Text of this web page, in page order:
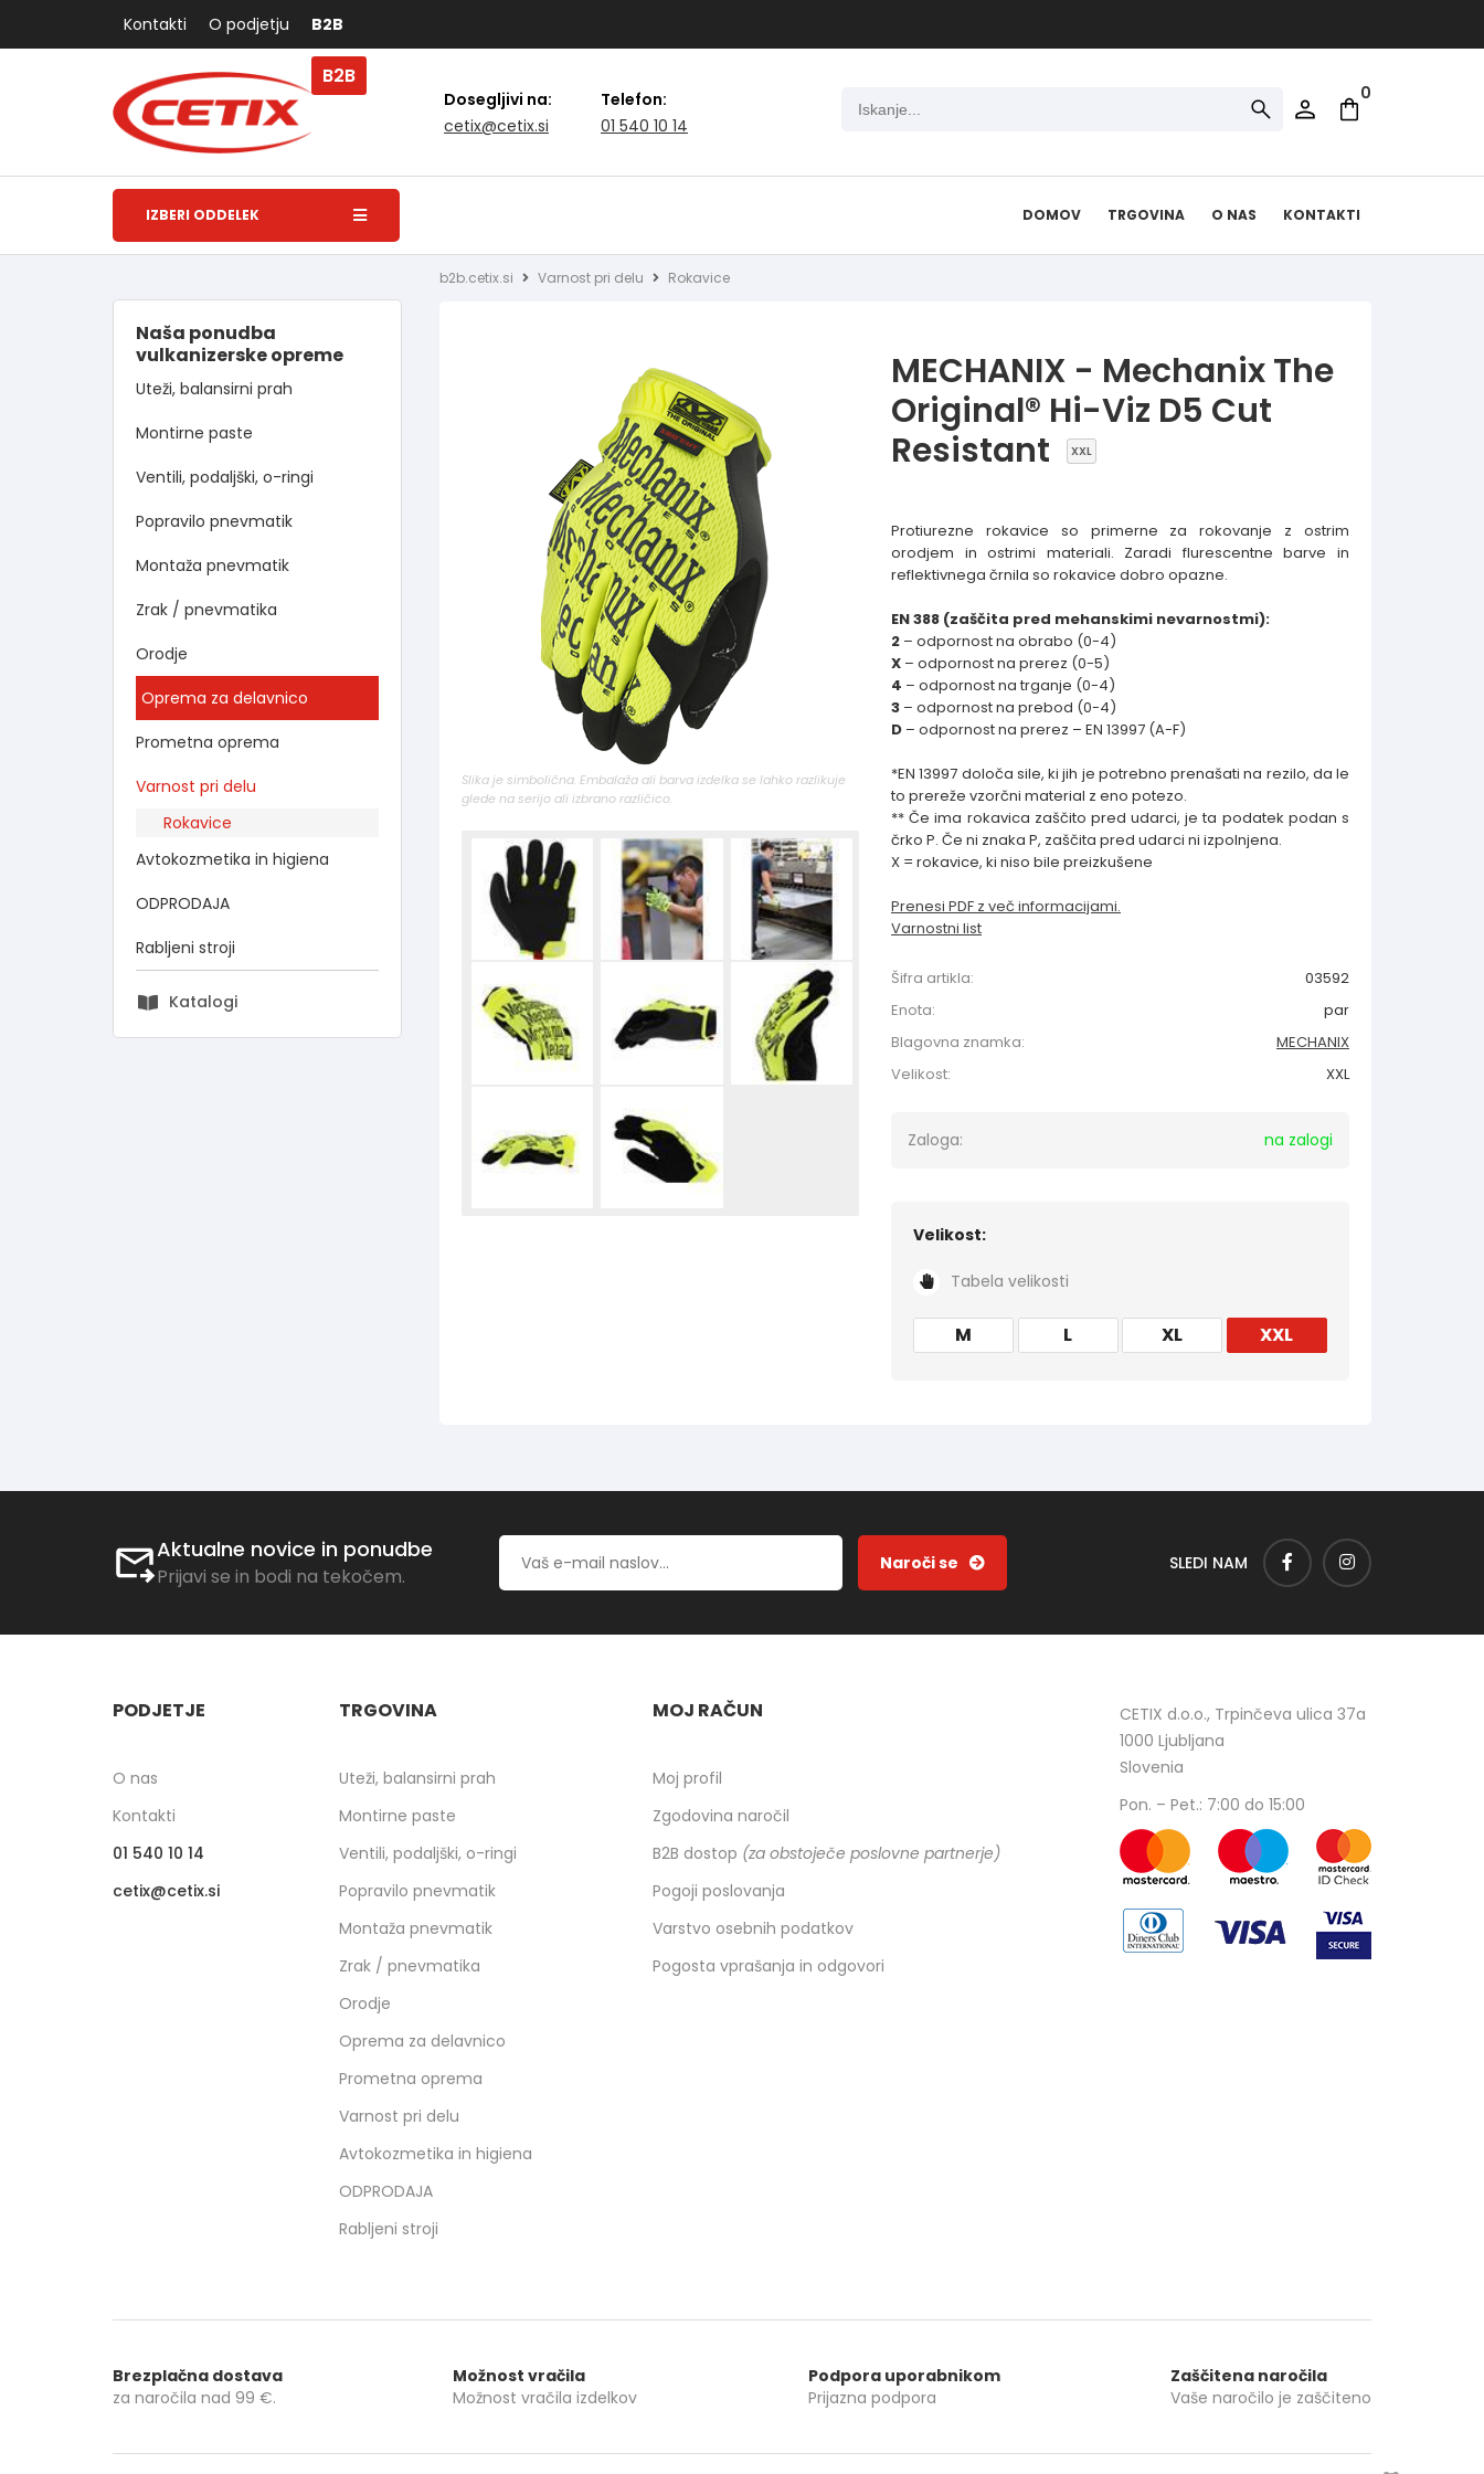
Kontakti O podjetju B2B
Dosegljivi na:
cetix
cetix.si
Telefon:
01 540 10 14
0
B2B
IZBERI ODDELEK DOMOV TRGOVINA O NAS KONTAKTI
Naša ponudba
vulkanizerske opreme
Uteži, balansirni prah
Montirne paste
Ventili, podaljški, o-ringi
Popravilo pnevmatik
Montaža pnevmatik
Zrak / pnevmatika
Orodje
Oprema za delavnico
Prometna oprema
Varnost pri delu
Rokavice
Avtokozmetika in higiena
ODPRODAJA
Rabljeni stroji
Katalogi
b2b.cetix.si Varnost pri delu Rokavice
MECHANIX - Mechanix The
Original® Hi-Viz D5 Cut
Resistant
XXL
Slika je simbolična. Embalaža ali barva izdelka se lahko razlikuje
glede na serijo ali izbrano različico.
Protiurezne rokavice so primerne za rokovanje z ostrim
orodjem in ostrimi materiali. Zaradi flurescentne barve in
reflektivnega črnila so rokavice dobro opazne.
EN 388 (zaščita pred mehanskimi nevarnostmi):
2 – odpornost na obrabo (0-4)
X – odpornost na prerez (0-5)
4 – odpornost na trganje (0-4)
3 – odpornost na prebod (0-4)
D – odpornost na prerez – EN 13997 (A-F)
*EN 13997 določa sile, ki jih je potrebno prenašati na rezilo, da le
to prereže vzorčni material z eno potezo.
** Če ima rokavica zaščito pred udarci, je ta podatek podan s
črko P. Če ni znaka P, zaščita pred udarci ni izpolnjena.
X = rokavice, ki niso bile preizkušene
Prenesi PDF z več informacijami.
Varnostni list
Šifra artikla:
03592
Enota:
par
Blagovna znamka:
MECHANIX
Velikost:
XXL
Zaloga: na zalogi
Velikost:
Tabela velikosti
M L XL XXL
Aktualne novice in ponudbe
Prijavi se in bodi na tekočem.
SLEDI NAM
PODJETJE
O nas
Kontakti
01 540 10 14
cetix
cetix.si
TRGOVINA
Uteži, balansirni prah
Montirne paste
Ventili, podaljški, o-ringi
Popravilo pnevmatik
Montaža pnevmatik
Zrak / pnevmatika
Orodje
Oprema za delavnico
Prometna oprema
Varnost pri delu
Avtokozmetika in higiena
ODPRODAJA
Rabljeni stroji
MOJ RAČUN
Moj profil
Zgodovina naročil
B2B dostop (za obstoječe poslovne partnerje)
Pogoji poslovanja
Varstvo osebnih podatkov
Pogosta vprašanja in odgovori
CETIX d.o.o., Trpinčeva ulica 37a
1000 Ljubljana
Slovenia
Pon. – Pet.: 7:00 do 15:00
Brezplačna dostava
za naročila nad 99 €.
Možnost vračila
Možnost vračila izdelkov
Podpora uporabnikom
Prijazna podpora
Zaščitena naročila
Vaše naročilo je zaščiteno